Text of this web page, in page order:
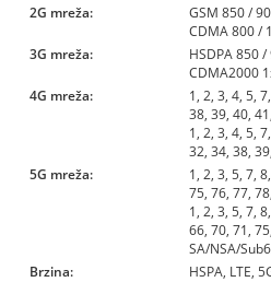
2G mreža:
GSM 850 /
CDMA 800 /
3G mreža:
HSDPA 850
CDMA2000
4G mreža:
1, 2, 3, 4, 5,
38, 39, 40,
1, 2, 3, 4, 5,
32, 34, 38,
5G mreža:
1, 2, 3, 5, 7,
75, 76, 77,
1, 2, 3, 5, 7,
66, 70, 71,
SA/NSA/
Brzina:
HSPA, LTE,